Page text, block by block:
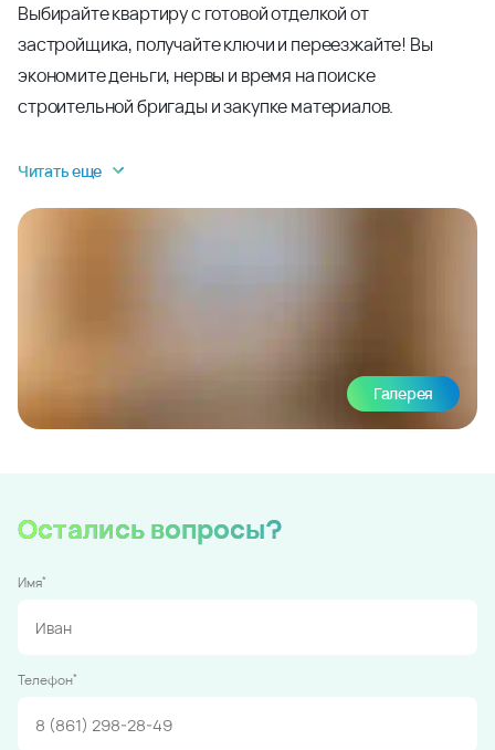
Выбирайте квартиру с готовой отделкой от
застройщика, получайте ключи и переезжайте! Вы
экономите деньги, нервы и время на поиске
строительной бригады и закупке материалов.
Читать еще
Галерея
Остались вопросы?
Имя*
Телефон*